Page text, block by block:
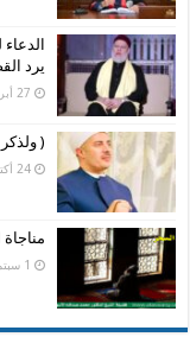
يرد
27 أبريل، 2026
(
24 أكتوبر، 2024
1 سبتمبر، 2024